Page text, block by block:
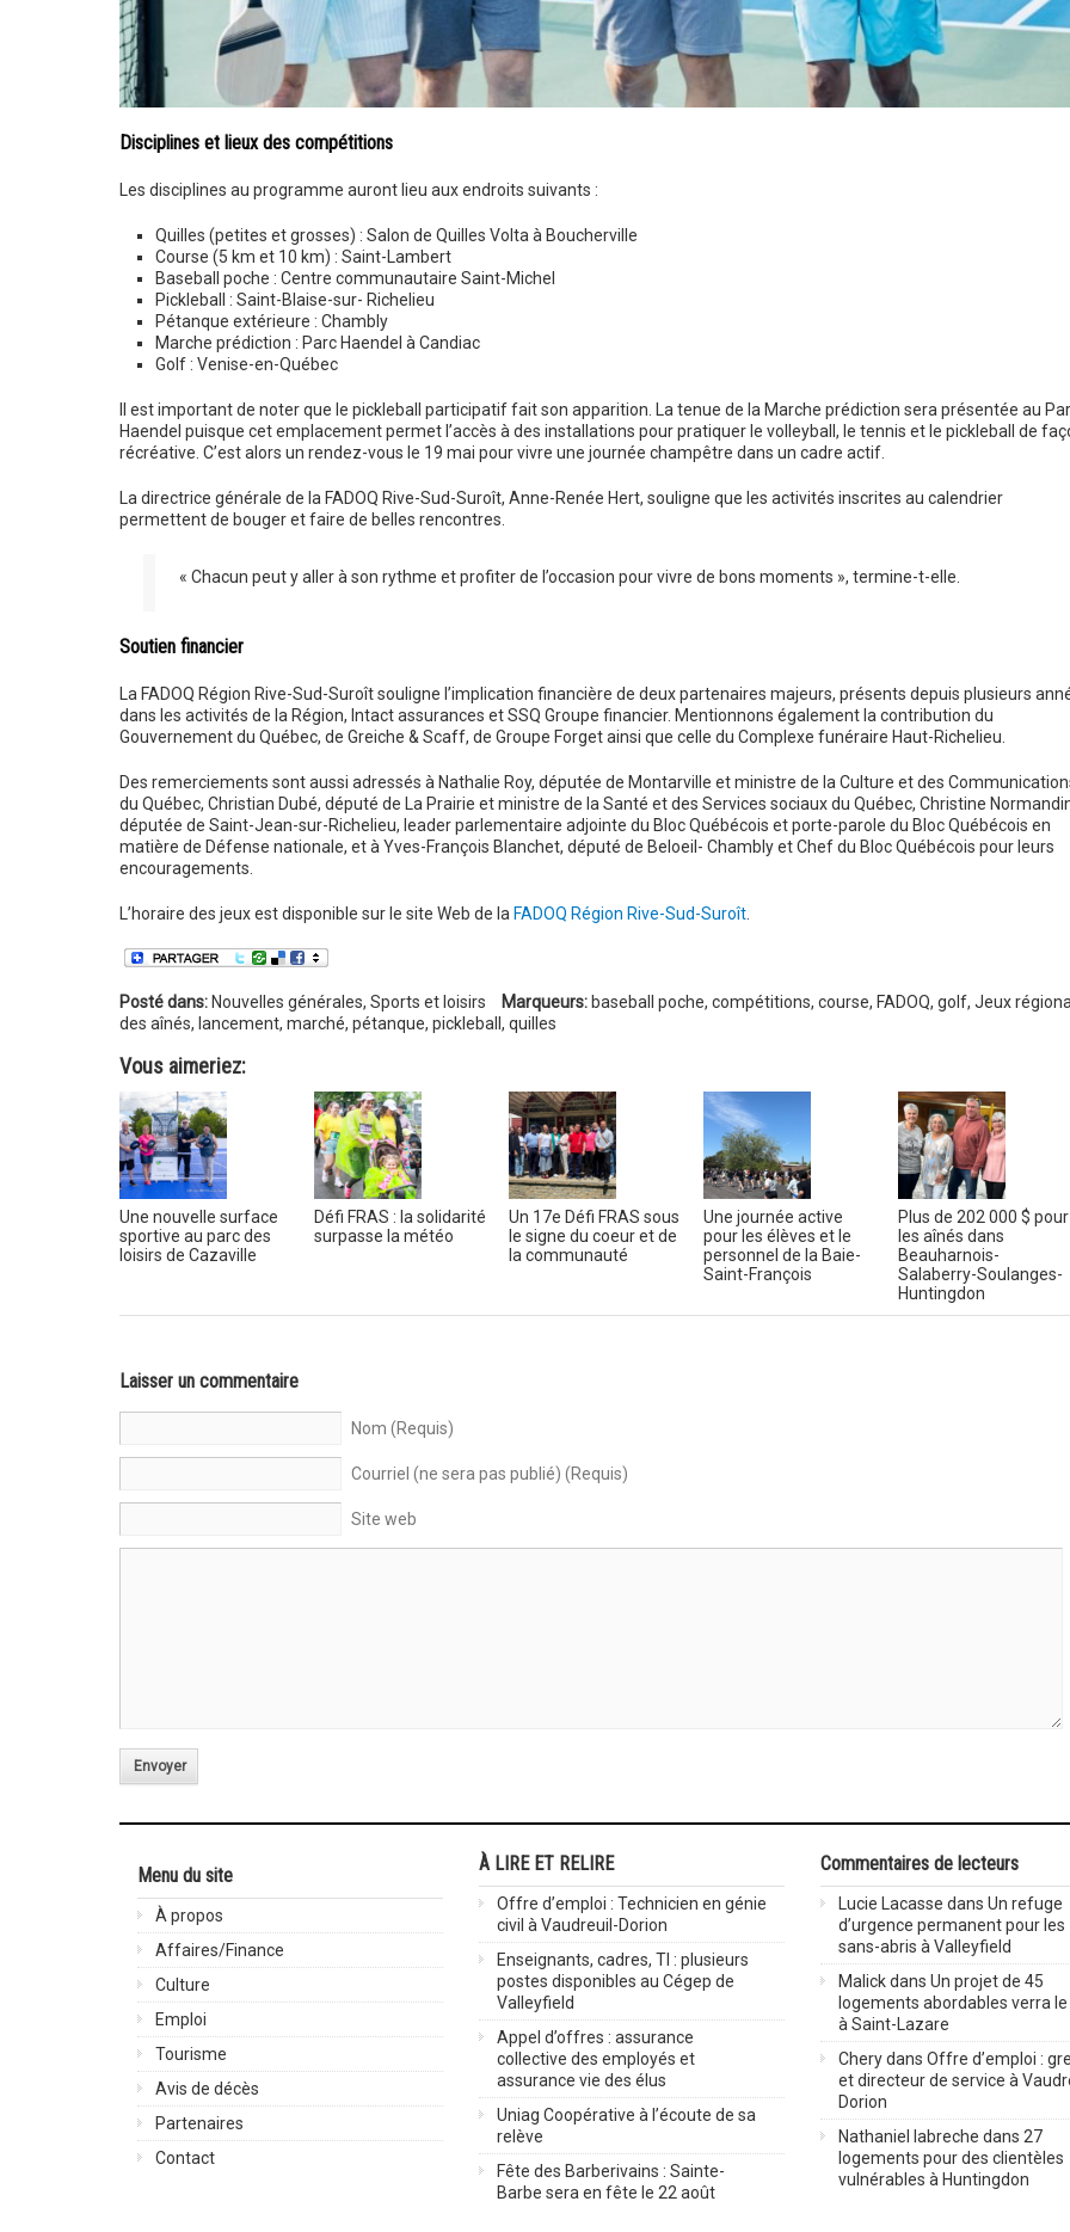
Disciplines et lieux des compétitions
Les disciplines au programme auront lieu aux endroits suivants :
Quilles (petites et grosses) : Salon de Quilles Volta à Boucherville
Course (5 km et 10 km) : Saint-Lambert
Baseball poche : Centre communautaire Saint-Michel
Pickleball : Saint-Blaise-sur- Richelieu
Pétanque extérieure : Chambly
Marche prédiction : Parc Haendel à Candiac
Golf : Venise-en-Québec
Il est important de noter que le pickleball participatif fait son apparition. La tenue de la Marche prédiction sera présentée au
Haendel puisque cet emplacement permet l’accès à des installations pour pratiquer le volleyball, le tennis et le pickleball de
récréative. C’est alors un rendez-vous le 19 mai pour vivre une journée champêtre dans un cadre actif.
La directrice générale de la FADOQ Rive-Sud-Suroît, Anne-Renée Hert, souligne que les activités inscrites au calendrier
permettent de bouger et faire de belles rencontres.
« Chacun peut y aller à son rythme et profiter de l’occasion pour vivre de bons moments », termine-t-elle.
Soutien financier
La FADOQ Région Rive-Sud-Suroît souligne l’implication financière de deux partenaires majeurs, présents depuis plusieurs
dans les activités de la Région, Intact assurances et SSQ Groupe financier. Mentionnons également la contribution du
Gouvernement du Québec, de Greiche & Scaff, de Groupe Forget ainsi que celle du Complexe funéraire Haut-Richelieu.
Des remerciements sont aussi adressés à Nathalie Roy, députée de Montarville et ministre de la Culture et des
du Québec, Christian Dubé, député de La Prairie et ministre de la Santé et des Services sociaux du Québec, Christine
députée de Saint-Jean-sur-Richelieu, leader parlementaire adjointe du Bloc Québécois et porte-parole du Bloc Québécois en
matière de Défense nationale, et à Yves-François Blanchet, député de Beloeil- Chambly et Chef du Bloc Québécois pour leurs
encouragements.
L’horaire des jeux est disponible sur le site Web de la FADOQ Région Rive-Sud-Suroît.
Posté dans:Nouvelles générales, Sports et loisirs Marqueurs: baseball poche, compétitions, course, FADOQ, golf, Jeux
des aînés, lancement, marché, pétanque, pickleball, quilles
Vous aimeriez:
Une nouvelle surface
sportive au parc des
loisirs de Cazaville
Défi FRAS : la solidarité
surpasse la météo
Un 17e Défi FRAS sous
le signe du coeur et de
la communauté
Une journée active
pour les élèves et le
personnel de la Baie-
Saint-François
Plus de 202 000 $ pour
les aînés dans
Beauharnois-
Salaberry-Soulanges-
Huntingdon
Laisser un commentaire
Nom (Requis)
Courriel (ne sera pas publié) (Requis)
Site web
Envoyer
Menu du site
À propos
Affaires/Finance
Culture
Emploi
Tourisme
Avis de décès
Partenaires
Contact
À LIRE ET RELIRE
Offre d’emploi : Technicien en génie
civil à Vaudreuil-Dorion
Enseignants, cadres, TI : plusieurs
postes disponibles au Cégep de
Valleyfield
Appel d’offres : assurance
collective des employés et
assurance vie des élus
Uniag Coopérative à l’écoute de sa
relève
Fête des Barberivains : Sainte-
Barbe sera en fête le 22 août
Commentaires de lecteurs
Lucie Lacasse dans Un refuge
d’urgence permanent pour les
sans-abris à Valleyfield
Malickdans Un projet de 45
logements abordables verra
à Saint-Lazare
Cherydans Offre d’emploi :
et directeur de service à
Dorion
Nathaniel labreche dans 27
logements pour des clientèles
vulnérables à Huntingdon